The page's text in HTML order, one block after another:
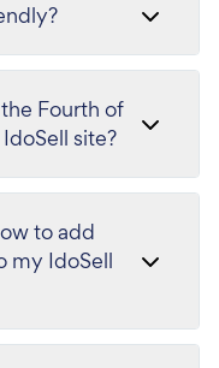
Fourth of
site?
to add
my IdoSell